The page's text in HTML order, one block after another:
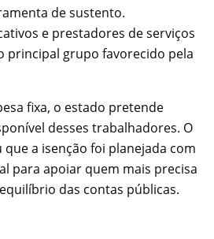
de sustento.
e prestadores de serviços
principal grupo favorecido pela
fixa, o estado pretende
desses trabalhadores. O
a isenção foi planejada com
para apoiar quem mais precisa
das contas públicas.